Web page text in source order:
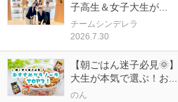
子高生＆女子大生が...
チームシンデレラ
2026.7.30
【朝ごはん迷子必見🌞
大生が本気で選ぶ！お...
のん